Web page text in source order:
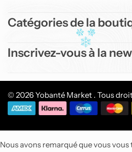
Catégories de la
Inscrivez-vous à la
© 2026 Yobanté Market . Tous
Nous avons remarqué que vous vous